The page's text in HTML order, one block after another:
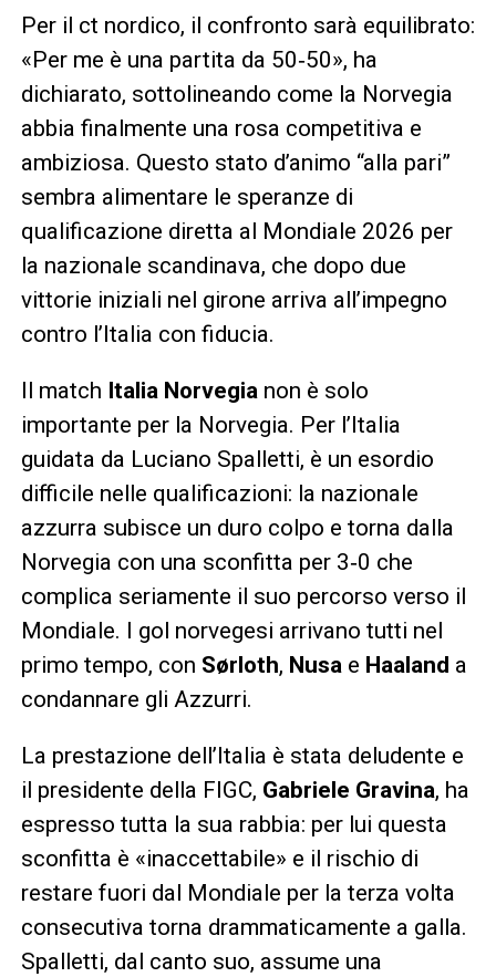
Per il ct nordico, il confronto sarà equilibrato:
«Per me è una partita da 50‑50», ha
dichiarato, sottolineando come la Norvegia
abbia finalmente una rosa competitiva e
ambiziosa. Questo stato d’animo “alla pari”
sembra alimentare le speranze di
qualificazione diretta al Mondiale 2026 per
la nazionale scandinava, che dopo due
vittorie iniziali nel girone arriva all’impegno
contro l’Italia con fiducia.
Il match Italia Norvegianon è solo
importante per la Norvegia. Per l’Italia
guidata da Luciano Spalletti, è un esordio
difficile nelle qualificazioni: la nazionale
azzurra subisce un duro colpo e torna dalla
Norvegia con una sconfitta per 3‑0 che
complica seriamente il suo percorso verso il
Mondiale. I gol norvegesi arrivano tutti nel
primo tempo, con Sørloth, Nusae Haaland a
condannare gli Azzurri.
La prestazione dell’Italia è stata deludente e
il presidente della FIGC, Gabriele Gravina, ha
espresso tutta la sua rabbia: per lui questa
sconfitta è «inaccettabile» e il rischio di
restare fuori dal Mondiale per la terza volta
consecutiva torna drammaticamente a galla.
Spalletti, dal canto suo, assume una